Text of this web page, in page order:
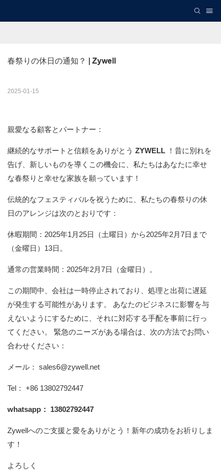
春祭りの休日の通知？ | Zywell
2025-01-15
親愛なる顧客とパートナー：
継続的なサポートと信頼をありがとう ZYWELL ！昔に別れを
告げ、新しいものを導くこの機会に、私たちはあなたに幸せ
な春祭りと幸せな家族を願っています！
伝統的なフェスティバルを祝うために、私たちの春祭りの休
日のアレンジは次のとおりです：
休暇期間：2025年1月25日（土曜日）から2025年2月7日まで
（金曜日）13日。
通常の営業時間：2025年2月7日（金曜日）。
この期間中、会社は一時停止されており、処理と出荷に遅延
が発生する可能性があります。 あなたのビジネスに影響を与
えないようにするために、それに対応する手配を事前に行っ
てください。 緊急のニーズがある場合は、次の方法でお問い
合わせください：
メール： sales6@zywell.net
Tel： +86 13802792447
whatsapp： 13802792447
Zywellへのご支援と愛をありがとう！新年の成功をお祈りしま
す！
よろしく